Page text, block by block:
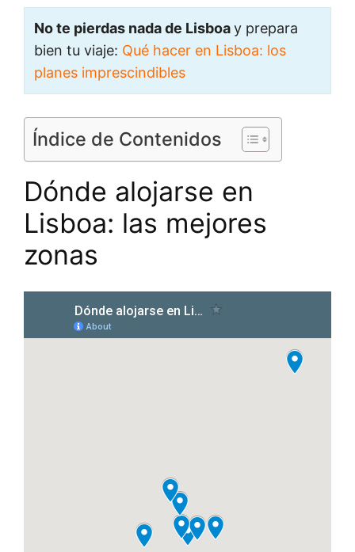
No te pierdas nada de Lisboay prepara
bien tu viaje: Qué hacer en Lisboa: los
planes imprescindibles
Índice de Contenidos
Dónde alojarse en
Lisboa: las mejores
zonas